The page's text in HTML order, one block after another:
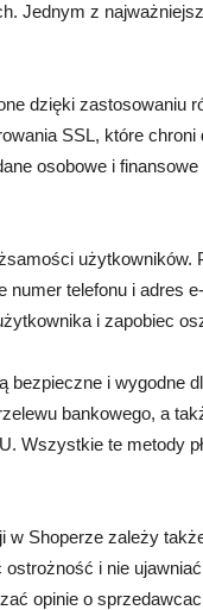
Jednym z
dzięki zastosowaniu
SSL, które chroni
osobowe i
użytkowników.
telefonu i adres
i zapobiec
bezpieczne i wygodne
bankowego, a
Wszystkie te metody
w Shoperze zależy
i nie
opinie o